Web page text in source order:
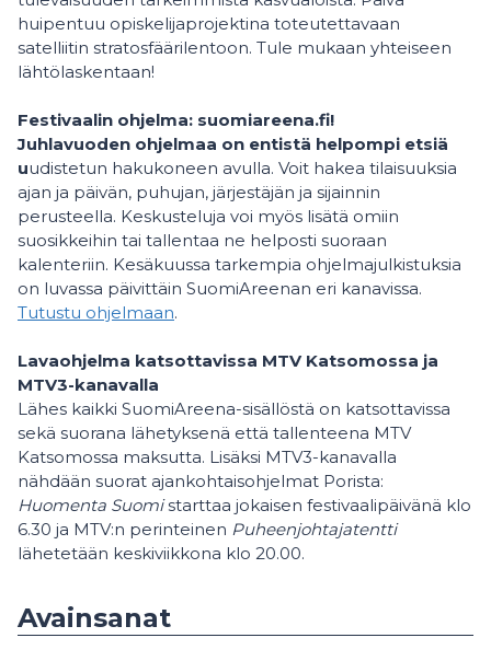
huipentuu opiskelijaprojektina toteutettavaan
satelliitin stratosfäärilentoon. Tule mukaan yhteiseen
lähtölaskentaan!
Festivaalin ohjelma: suomiareena.fi!
Juhlavuoden ohjelmaa on entistä helpompi etsiä
uudistetun hakukoneen avulla. Voit hakea tilaisuuksia
ajan ja päivän, puhujan, järjestäjän ja sijainnin
perusteella. Keskusteluja voi myös lisätä omiin
suosikkeihin tai tallentaa ne helposti suoraan
kalenteriin. Kesäkuussa tarkempia ohjelmajulkistuksia
on luvassa päivittäin SuomiAreenan eri kanavissa.
Tutustu ohjelmaan.
Lavaohjelma katsottavissa MTV Katsomossa ja
MTV3-kanavalla
Lähes kaikki SuomiAreena-sisällöstä on katsottavissa
sekä suorana lähetyksenä että tallenteena MTV
Katsomossa maksutta. Lisäksi MTV3-kanavalla
nähdään suorat ajankohtaisohjelmat Porista:
Huomenta Suomistarttaa jokaisen festivaalipäivänä klo
6.30 ja MTV:n perinteinen Puheenjohtajatentti
lähetetään keskiviikkona klo 20.00.
Avainsanat